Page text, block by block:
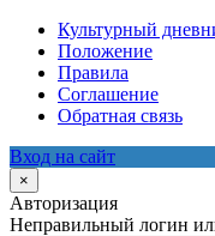
Культурный
Положение
Правила
Соглашение
Обратная связь
Вход на сайт
×
Авторизация
Неправильный логин